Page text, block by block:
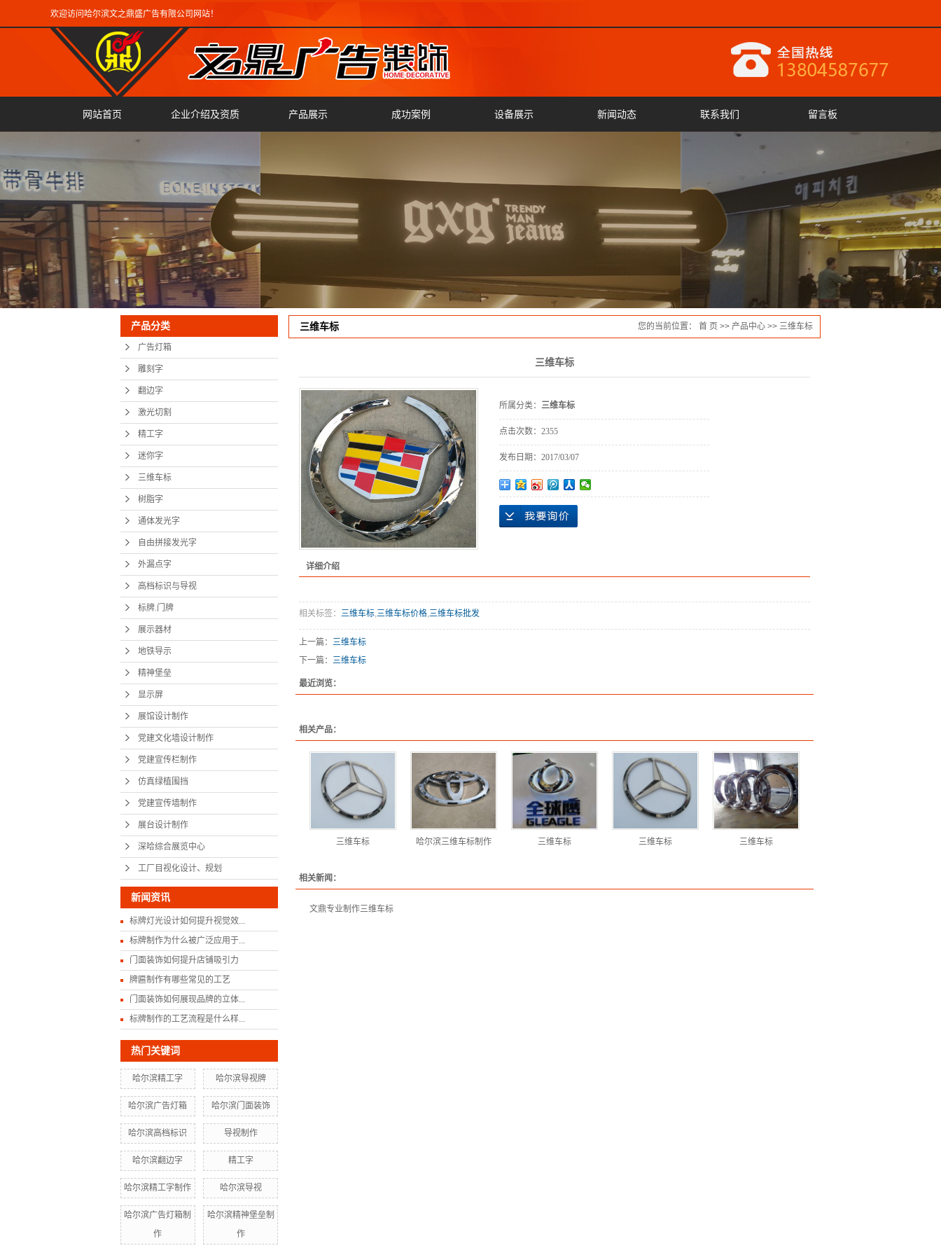
欢迎访问哈尔滨文之鼎盛广告有限公司网站！
网站首页 企业介绍及资质 产品展示
翻边字
激光切割
树脂字
外漏点字
高档标识与导视
标牌.门牌
展示器材
地铁导示
精神堡垒
显示屏
仿真绿植围挡
党建宣传墙制作
展台设计制作
工厂目视化设计、规划
成功案例 设备展示 新闻动态 联系我们 留言板
产品分类
广告灯箱
雕刻字
翻边字
激光切割
精工字
迷你字
三维车标
树脂字
通体发光字
自由拼接发光字
外漏点字
高档标识与导视
标牌.门牌
展示器材
地铁导示
精神堡垒
显示屏
展馆设计制作
党建文化墙设计制作
党建宣传栏制作
仿真绿植围挡
党建宣传墙制作
展台设计制作
深哈综合展览中心
工厂目视化设计、规划
新闻资讯
标牌灯光设计如何提升视觉效...
标牌制作为什么被广泛应用于...
门面装饰如何提升店铺吸引力
牌匾制作有哪些常见的工艺
门面装饰如何展现品牌的立体...
标牌制作的工艺流程是什么样...
热门关键词
哈尔滨精工字 哈尔滨导视牌
哈尔滨广告灯箱 哈尔滨门面装饰
哈尔滨高档标识 导视制作
哈尔滨翻边字 精工字
哈尔滨精工字制作 哈尔滨导视
哈尔滨广告灯箱制
作
哈尔滨精神堡垒制
作
三维车标 您的当前位置： 首 页 >> 产品中心 >> 三维车标
三维车标
所属分类： 三维车标
点击次数： 2355
发布日期： 2017/03/07
详细介绍
相关标签： 三维车标,三维车标价格,三维车标批发
上一篇： 三维车标
下一篇： 三维车标
最近浏览：
相关产品：
三维车标 哈尔滨三维车标制作 三维车标 三维车标 三维车标
相关新闻：
文鼎专业制作三维车标